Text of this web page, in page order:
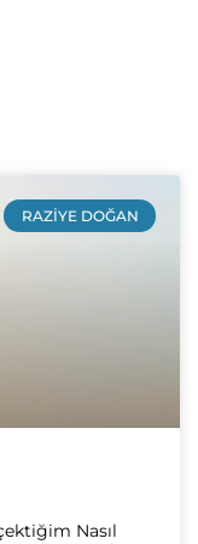
RAZIYE DOĞAN
Nasıl